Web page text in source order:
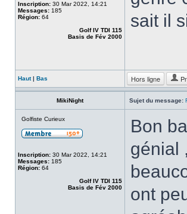
Inscription: 30 Mar 2022, 14:21
Messages: 185
Région: 64
Golf IV TDI 115
Basis de Fév 2000
sait il
Haut| Bas Hors ligne
MikiNight Sujet du message:
Golfiste Curieux
Inscription: 30 Mar 2022, 14:21
Messages: 185
Région: 64
Golf IV TDI 115
Basis de Fév 2000
Bon
génial
ont